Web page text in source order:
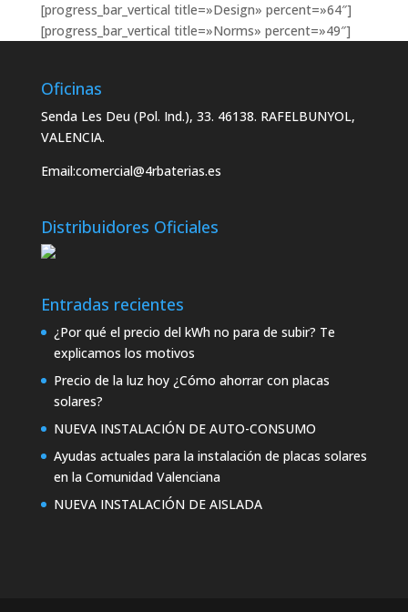
[progress_bar_vertical title=»Design» percent=»64″]
[progress_bar_vertical title=»Norms» percent=»49″]
Oficinas
Senda Les Deu (Pol. Ind.), 33. 46138. RAFELBUNYOL,
VALENCIA.
Email:comercial@4rbaterias.es
Distribuidores Oficiales
Entradas recientes
¿Por qué el precio del kWh no para de subir? Te
explicamos los motivos
Precio de la luz hoy ¿Cómo ahorrar con placas
solares?
NUEVA INSTALACIÓN DE AUTO-CONSUMO
Ayudas actuales para la instalación de placas solares
en la Comunidad Valenciana
NUEVA INSTALACIÓN DE AISLADA